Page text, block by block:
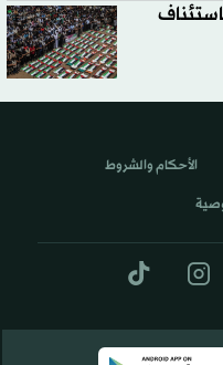
الأحكام والشروط